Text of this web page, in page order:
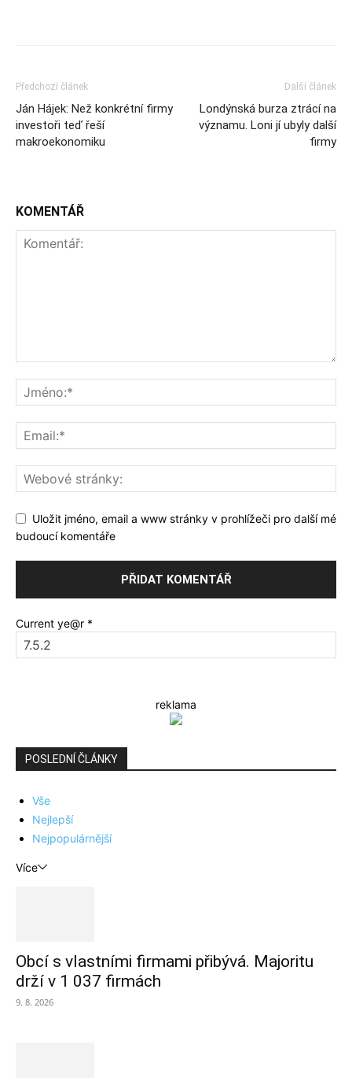
Předchozí článek
Ján Hájek: Než konkrétní firmy
investoři teď řeší
makroekonomiku
Další článek
Londýnská burza ztrácí na
významu. Loni jí ubyly další
firmy
KOMENTÁŘ
Uložit jméno, email a www stránky v prohlížeči pro další mé
budoucí komentáře
Current ye@r *
reklama
POSLEDNÍ ČLÁNKY
Vše
Nejlepší
Nejpopulárnější
Více
Obcí s vlastními firmami přibývá. Majoritu
drží v 1 037 firmách
9. 8. 2026